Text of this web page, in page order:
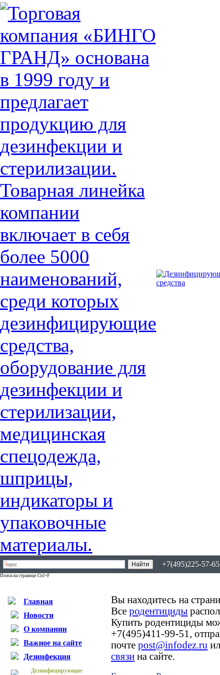
+7(495)225-57-
Поиск на странице Ctrl+F
Главная
Новости
О компании
Важное на сайте
Дезинфекция
Дезинфицирующие
Вы находитесь на
Все родентициды
Купить родентициды
+7(495)411-99-51,
почте post@infodez.ru
связи на сайте.